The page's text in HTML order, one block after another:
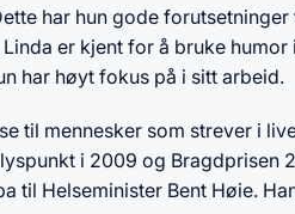
har hun gode
er kjent for å bruke
har høyt fokus på i sitt arbeid.
til mennesker som strever i
i 2009 og Bragdprisen
til Helseminister Bent Høie.